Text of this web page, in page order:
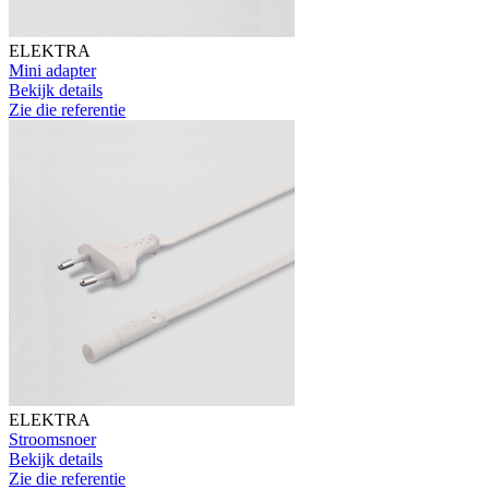
ELEKTRA
Mini adapter
Bekijk details
Zie die referentie
ELEKTRA
Stroomsnoer
Bekijk details
Zie die referentie